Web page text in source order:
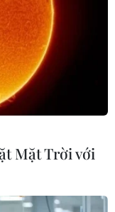
Mặt Trời với